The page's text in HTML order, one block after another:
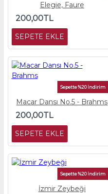
Elegie, Faure
200,00TL
SEPETE EKLE
Sepette %20 İndirim
Macar Dansı No.5 - Brahms
200,00TL
SEPETE EKLE
Sepette %20 İndirim
İzmir Zeybeği